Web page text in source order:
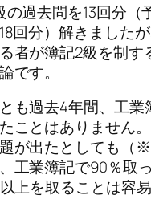
過去問を13回分（
回分）解きました
者が簿記2級を制す
です。
も過去4年間、工業
ことはありません
が出たとしても（
工業簿記で90％取
上を取ることは容易